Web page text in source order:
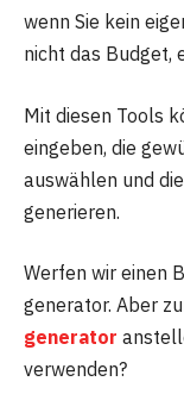
wenn Sie kein
nicht das Budget,
Mit diesen Tools
eingeben, die
auswählen und
generieren.
Werfen wir einen
generator. Aber
generator
verwenden?